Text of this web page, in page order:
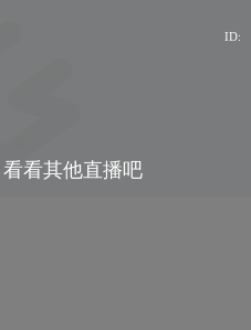
看其他直播吧
ID: